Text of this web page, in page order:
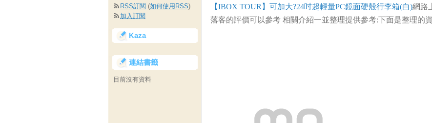
【IBOX TOUR】可加大?24吋超輕量PC鏡面硬殼行李箱(白)網路
落客的評價可以參考 相關介紹一並整理提供參考:下面是整理的
RSS訂閱 (如何使用RSS)
加入訂閱
Kaza
連結書籤
目前沒有資料